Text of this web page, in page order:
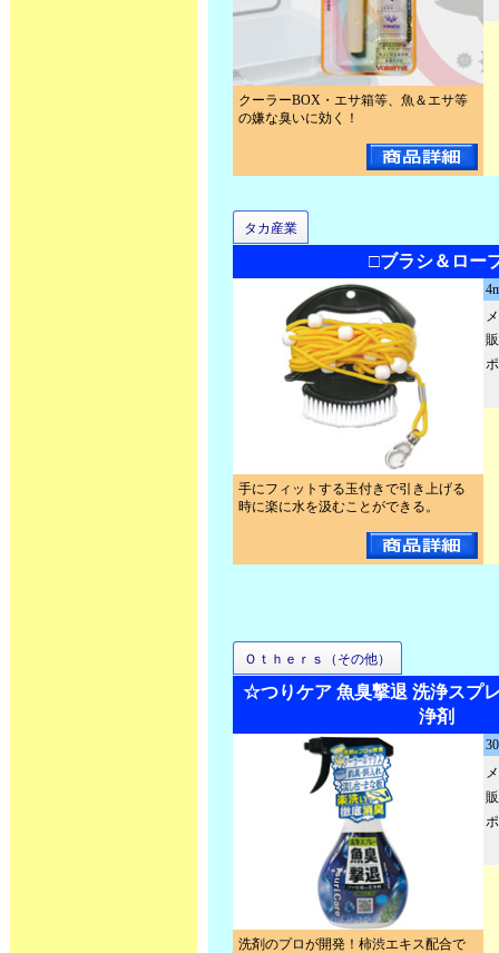
クーラーBOX・エサ箱等、魚＆エサ等
の嫌な臭いに効く！
タカ産業
□ブラシ＆ロー
手にフィットする玉付きで引き上げる
時に楽に水を汲むことができる。
Ｏｔｈｅｒｓ（その他）
☆つりケア 魚臭撃退 洗浄スプ
浄剤
洗剤のプロが開発！柿渋エキス配合で